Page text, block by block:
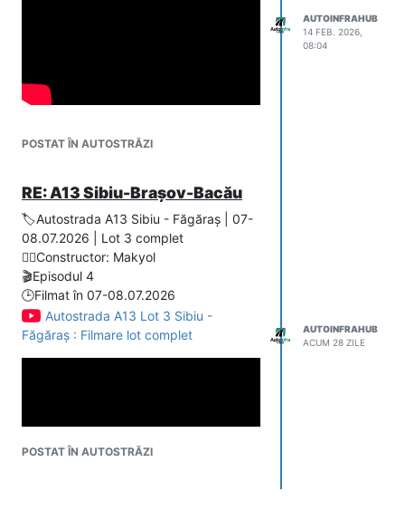
!
Vizualizarile embeded pe orice site
spre YT si eventual ceva poze!
Multumesc!!!
POSTAT ÎN AUTOSTRĂZI
AUTOINFRAHUB
14 FEB. 2026,
08:04
RE: A13 Sibiu-Brașov-Bacău
🏷️Autostrada A13 Sibiu - Făgăraș | 07-
08.07.2026 | Lot 3 complet
👷‍♂️Constructor: Makyol
🎬Episodul 4
🕒Filmat în 07-08.07.2026
Autostrada A13 Lot 3 Sibiu -
Făgăraș : Filmare lot complet
POSTAT ÎN AUTOSTRĂZI
AUTOINFRAHUB
ACUM 28 ZILE